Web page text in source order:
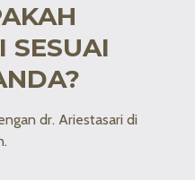
SESUAI
dr. Ariestasari di